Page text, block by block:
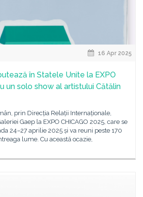
16 Apr 2025
în Statele Unite la EXPO
un solo show al artistului Cătălin
prin Direcția Relații Internaționale,
Gaep la EXPO CHICAGO 2025, care se
24–27 aprilie 2025 și va reuni peste 170
lume. Cu această ocazie,